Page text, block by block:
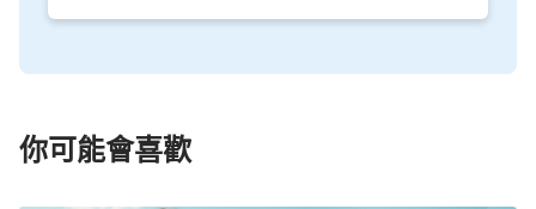
路是什麽，也不管你以前吃誰的「飯」，或認誰為你
隨我的都得按我説的來，不管你是哪一級的「豪門之
實行，你的「乾爹」該退位了，你該到你的神面前尋
你可能會喜歡